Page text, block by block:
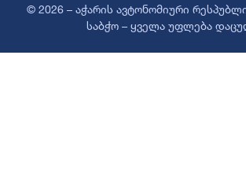
© 2026 – აჭარის ავტონომიური
საბჭო – ყველა უფლება